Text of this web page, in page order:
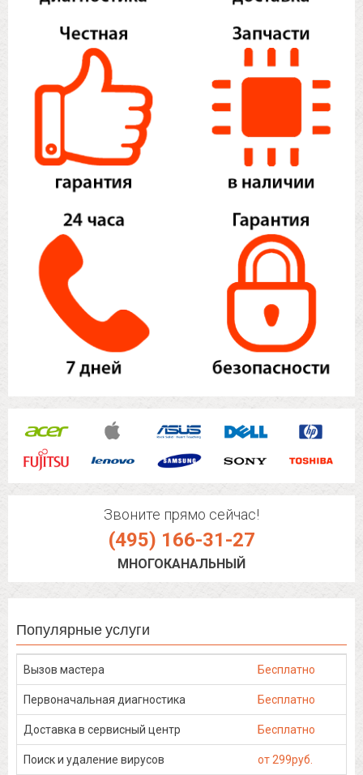
Звоните прямо сейчас!
(495) 166-31-27
МНОГОКАНАЛЬНЫЙ
Популярные услуги
Вызов мастера Бесплатно
Первоначальная диагностика Бесплатно
Доставка в сервисный центр Бесплатно
Поиск и удаление вирусов от 299руб.